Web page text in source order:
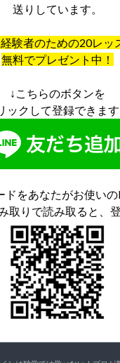
送りしています。
験者のための20レッ
無料でプレゼント中！
↓こちらのボタンを
ックして登録できます
ドをあなたがお使い
取りで読み取ると、登